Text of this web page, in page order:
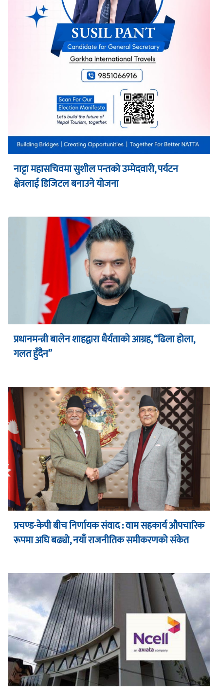
नाट्टा महासचिवमा सुशील पन्तको उम्मेदवारी, पर्यटन
क्षेत्रलाई डिजिटल बनाउने योजना
प्रधानमन्त्री बालेन शाहद्वारा धैर्यताको आग्रह, “ढिला होला,
गलत हुँदैन”
प्रचण्ड-केपी बीच निर्णायक संवाद : वाम सहकार्य औपचारिक
रूपमा अघि बढ्यो, नयाँ राजनीतिक समीकरणको संकेत